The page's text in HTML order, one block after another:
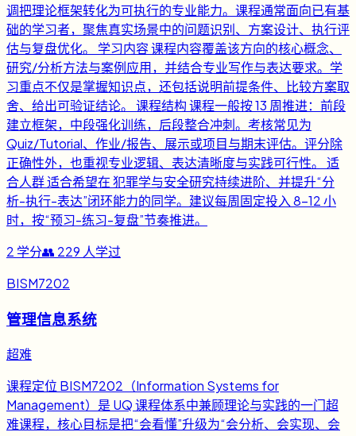
调把理论框架转化为可执行的专业能力。课程通常面向已有基
础的学习者，聚焦真实场景中的问题识别、方案设计、执行评
估与复盘优化。 学习内容 课程内容覆盖该方向的核心概念、
研究/分析方法与案例应用，并结合专业写作与表达要求。学
习重点不仅是掌握知识点，还包括说明前提条件、比较方案取
舍、给出可验证结论。 课程结构 课程一般按 13 周推进：前段
建立框架，中段强化训练，后段整合冲刺。考核常见为
Quiz/Tutorial、作业/报告、展示或项目与期末评估。评分除
正确性外，也重视专业逻辑、表达清晰度与实践可行性。 适
合人群 适合希望在 犯罪学与安全研究持续进阶、并提升“分
析-执行-表达”闭环能力的同学。建议每周固定投入 8-12 小
时，按“预习-练习-复盘”节奏推进。
2 学分👥 229 人学过
BISM7202
管理信息系统
超难
课程定位 BISM7202（Information Systems for
Management）是 UQ 课程体系中兼顾理论与实践的一门超
难课程，核心目标是把“会看懂”升级为“会分析、会实现、会